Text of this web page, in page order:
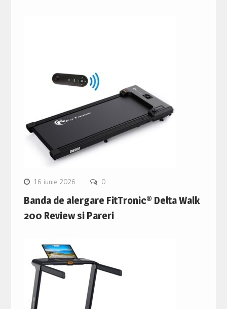
16 iunie 2026 0
Banda de alergare FitTronic® Delta Walk
200 Review si Pareri